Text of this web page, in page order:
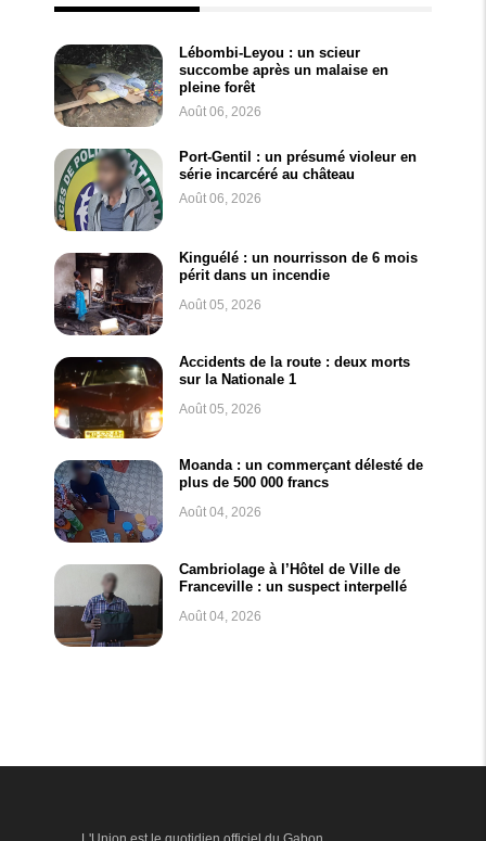
Lébombi-Leyou : un scieur
succombe après un malaise en
pleine forêt
Août 06, 2026
Port-Gentil : un présumé violeur en
série incarcéré au château
Août 06, 2026
Kinguélé : un nourrisson de 6 mois
périt dans un incendie
Août 05, 2026
Accidents de la route : deux morts
sur la Nationale 1
Août 05, 2026
Moanda : un commerçant délesté de
plus de 500 000 francs
Août 04, 2026
Cambriolage à l’Hôtel de Ville de
Franceville : un suspect interpellé
Août 04, 2026